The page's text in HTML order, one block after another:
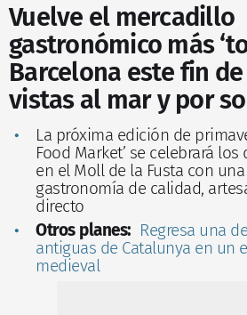
Vuelve el mercadillo
gastronómico más
Barcelona este fin
vistas al mar y por
La próxima edición de
Food Market’ se celebrará
en el Moll de la Fusta con
gastronomía de calidad,
directo
Otros planes: Regresa una
antiguas de Catalunya en un
medieval